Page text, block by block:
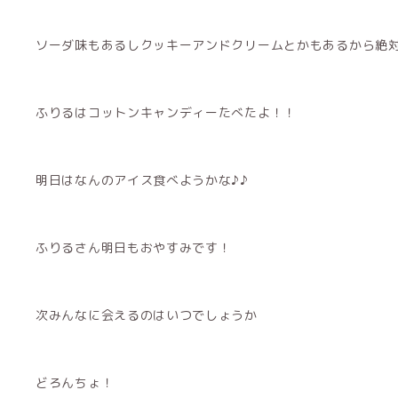
ソーダ味もあるしクッキーアンドクリームとかもあるから絶
ふりるはコットンキャンディーたべたよ！！
明日はなんのアイス食べようかな♪♪
ふりるさん明日もおやすみです！
次みんなに会えるのはいつでしょうか
どろんちょ！